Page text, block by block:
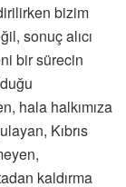
bizim
sonuç alıcı
bir sürecin
hala halkımıza
Kıbrıs
kaldırma